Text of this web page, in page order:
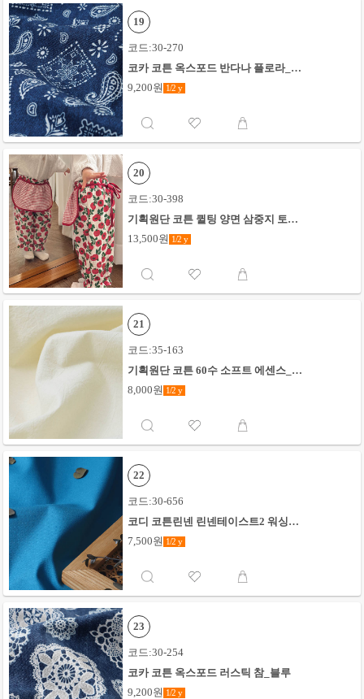
19
코드:30-270
코카 코튼 옥스포드 반다나 플로라_블
9,200원 1/2 y
20
코드:30-398
기획원단 코튼 퀼팅 양면 삼중지 토마
13,500원 1/2 y
21
코드:35-163
기획원단 코튼 60수 소프트 에센스_아
8,000원 1/2 y
22
코드:30-656
코디 코튼린넨 린넨테이스트2 워싱무
7,500원 1/2 y
23
코드:30-254
코카 코튼 옥스포드 러스틱 참_블루
9,200원 1/2 y